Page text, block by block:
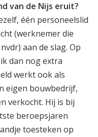
van de Nijs eruit?
één personeelslid
(werknemer die
aan de slag. Op
dan nog extra
werkt ook als
eigen bouwbedrijf,
verkocht. Hij is bij
beroepsjaren
toesteken op